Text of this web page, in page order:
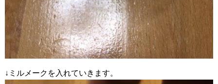
↓ミルメークを入れていきます。